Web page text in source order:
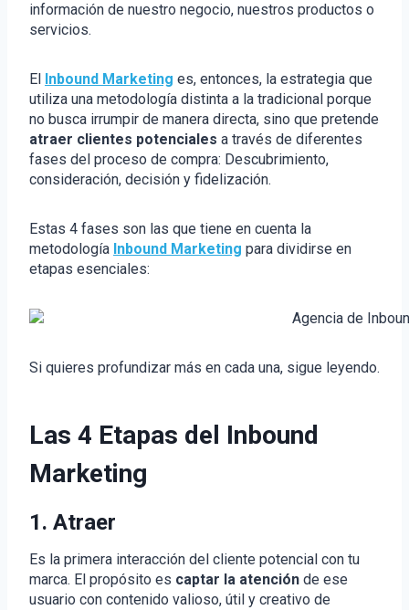
información de nuestro negocio, nuestros productos o
servicios.
El Inbound Marketing es, entonces, la estrategia que
utiliza una metodología distinta a la tradicional porque
no busca irrumpir de manera directa, sino que pretende
atraer clientes potenciales a través de diferentes
fases del proceso de compra: Descubrimiento,
consideración, decisión y fidelización.
Estas 4 fases son las que tiene en cuenta la
metodología Inbound Marketing para dividirse en
etapas esenciales:
Si quieres profundizar más en cada una, sigue leyendo.
Las 4 Etapas del Inbound
Marketing
1. Atraer
Es la primera interacción del cliente potencial con tu
marca. El propósito es captar la atención de ese
usuario con contenido valioso, útil y creativo de